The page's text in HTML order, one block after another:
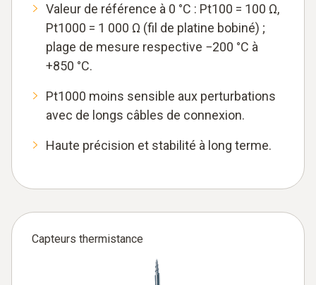
Valeur de référence à 0 °C : Pt100 = 100 Ω,
Pt1000 = 1 000 Ω (fil de platine bobiné) ;
plage de mesure respective −200 °C à
+850 °C.
Pt1000 moins sensible aux perturbations
avec de longs câbles de connexion.
Haute précision et stabilité à long terme.
Capteurs thermistance